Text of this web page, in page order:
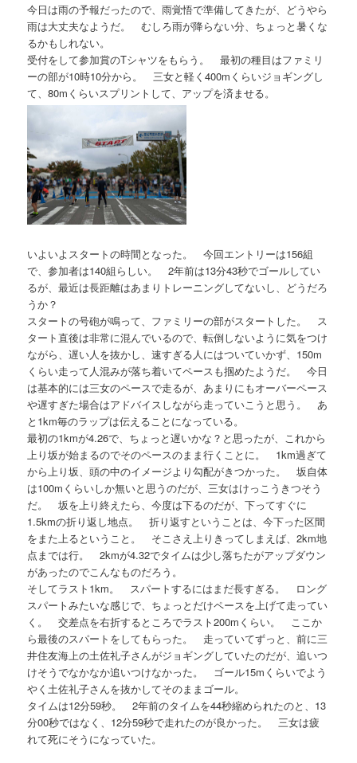
今日は雨の予報だったので、雨覚悟で準備してきたが、どうやら
雨は大丈夫なようだ。 むしろ雨が降らない分、ちょっと暑くな
るかもしれない。
受付をして参加賞のTシャツをもらう。 最初の種目はファミリ
ーの部が10時10分から。 三女と軽く400mくらいジョギングし
て、80mくらいスプリントして、アップを済ませる。
いよいよスタートの時間となった。 今回エントリーは156組
で、参加者は140組らしい。 2年前は13分43秒でゴールしてい
るが、最近は長距離はあまりトレーニングしてないし、どうだろ
うか？
スタートの号砲が鳴って、ファミリーの部がスタートした。 ス
タート直後は非常に混んでいるので、転倒しないように気をつけ
ながら、遅い人を抜かし、速すぎる人にはついていかず、150m
くらい走って人混みが落ち着いてペースも掴めたようだ。 今日
は基本的には三女のペースで走るが、あまりにもオーバーペース
や遅すぎた場合はアドバイスしながら走っていこうと思う。 あ
と1km毎のラップは伝えることになっている。
最初の1kmが4.26で、ちょっと遅いかな？と思ったが、これから
上り坂が始まるのでそのペースのまま行くことに。 1km過ぎて
から上り坂、頭の中のイメージより勾配がきつかった。 坂自体
は100mくらいしか無いと思うのだが、三女はけっこうきつそう
だ。 坂を上り終えたら、今度は下るのだが、下ってすぐに
1.5kmの折り返し地点。 折り返すということは、今下った区間
をまた上るということ。 そこさえ上りきってしまえば、2km地
点までは行。 2kmが4.32でタイムは少し落ちたがアップダウン
があったのでこんなものだろう。
そしてラスト1km。 スパートするにはまだ長すぎる。 ロング
スパートみたいな感じで、ちょっとだけペースを上げて走ってい
く。 交差点を右折するところでラスト200mくらい。 ここか
ら最後のスパートをしてもらった。 走っていてずっと、前に三
井住友海上の土佐礼子さんがジョギングしていたのだが、追いつ
けそうでなかなか追いつけなかった。 ゴール15mくらいでよう
やく土佐礼子さんを抜かしてそのままゴール。
タイムは12分59秒。 2年前のタイムを44秒縮められたのと、13
分00秒ではなく、12分59秒で走れたのが良かった。 三女は疲
れて死にそうになっていた。